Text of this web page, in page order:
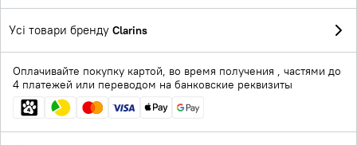
Усі товари бренду Clarins
Оплачивайте покупку картой, во время получения , частями до
4 платежей или переводом на банковские реквизиты